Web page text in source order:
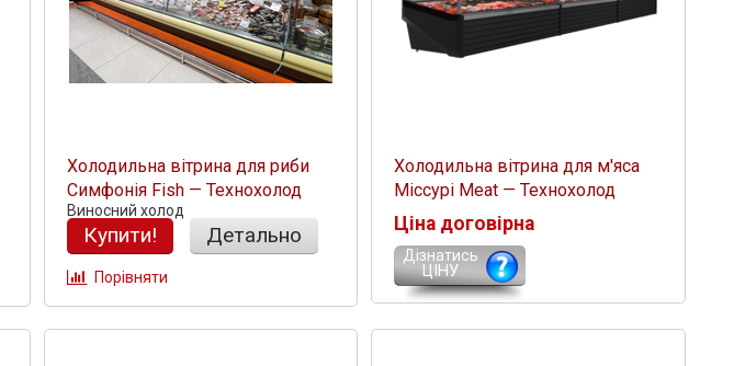
Холодильна вітрина для риби
Симфонія Fish — Технохолод
Виносний холод
Купити! Детально
Порівняти
Холодильна вітрина для м'яса
Міссурі Meat — Технохолод
Ціна договірна
Дізнатись
ЦІНУ